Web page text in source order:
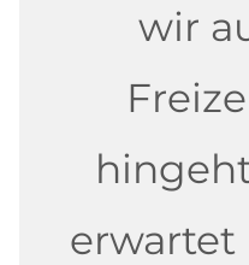
wir
erwartet